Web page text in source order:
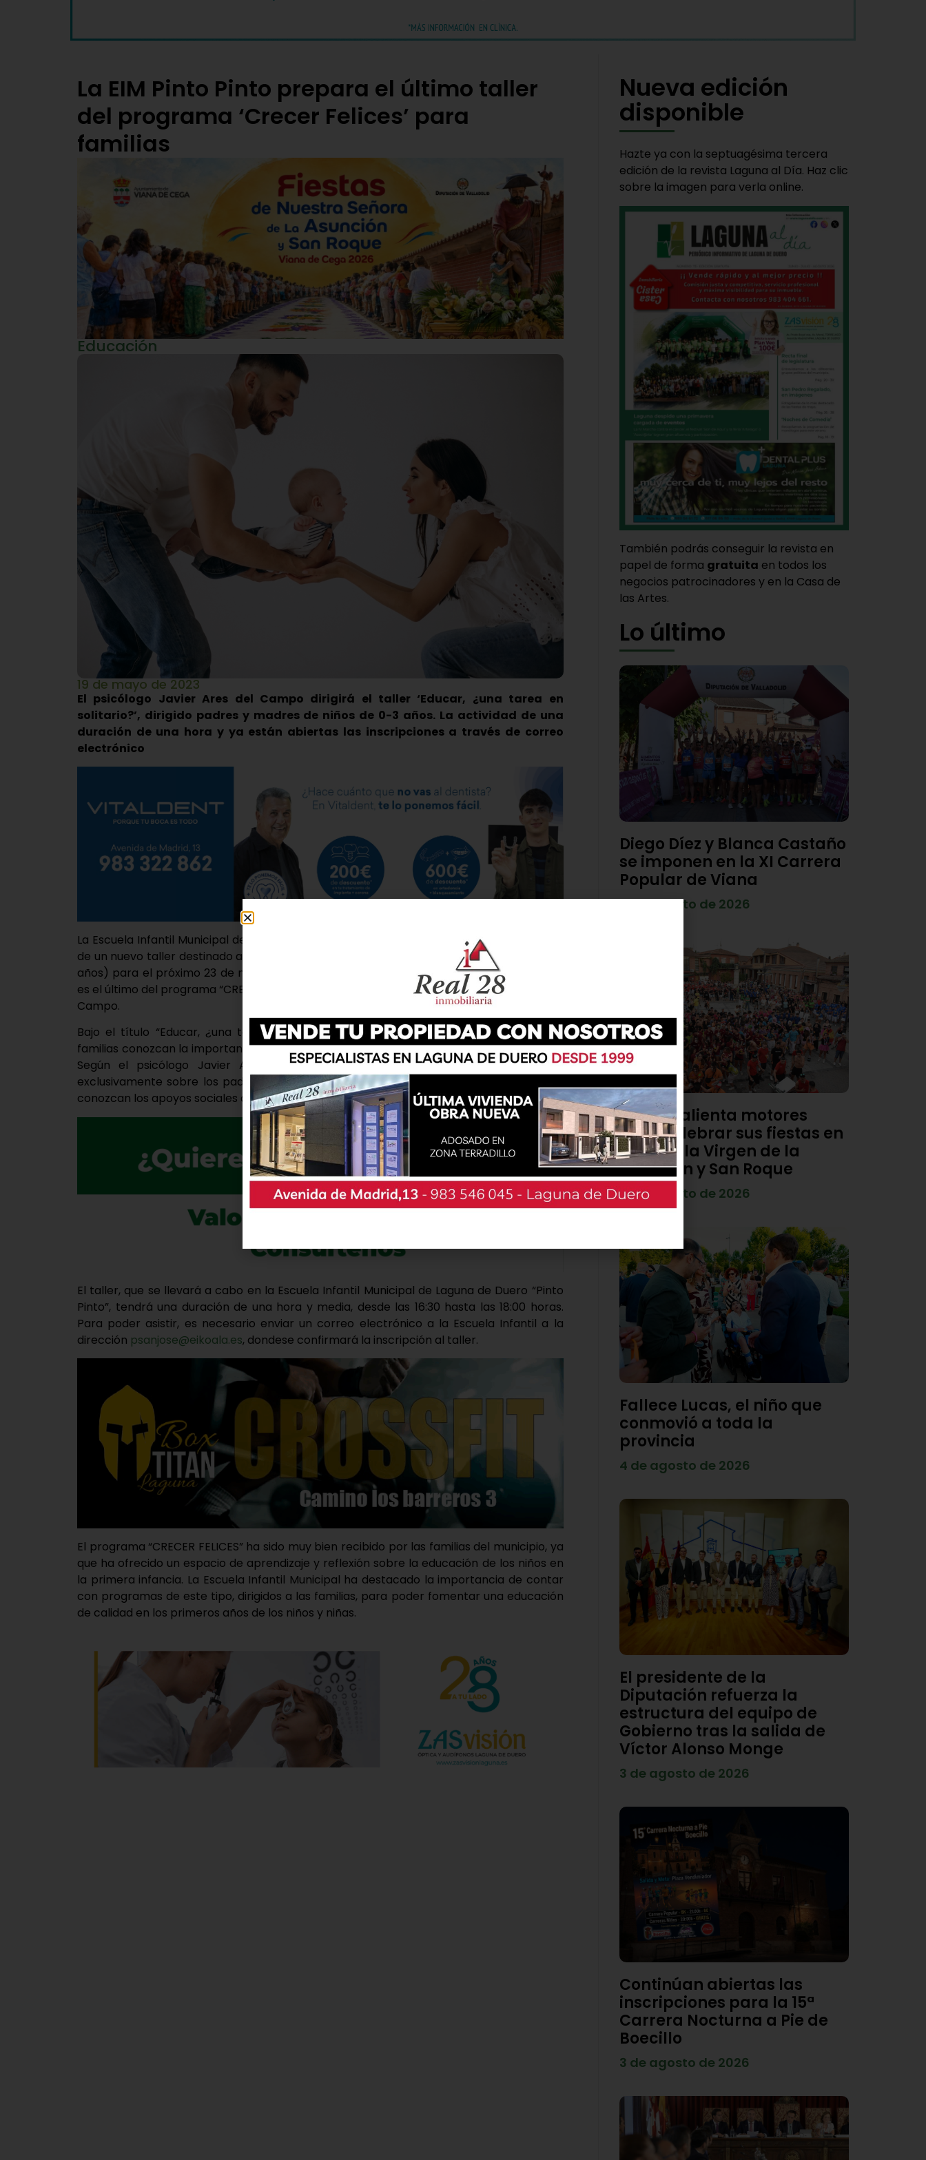
La EIM Pinto Pinto prepara el último taller
del programa ‘Crecer Felices’ para
familias
Educación
19 de mayo de 2023
El psicólogo Javier Ares del Campo dirigirá el taller ‘Educar, ¿una tarea en
solitario?’, dirigido padres y madres de niños de 0-3 años. La actividad de una
duración de una hora y ya están abiertas las inscripciones a través de correo
electrónico
La Escuela Infantil Municipal de Laguna de Duero “Pinto Pinto” ha anunciado la realización
de un nuevo taller destinado a las familias del con hijos e hijas en la primera infancia (0-3
años) para el próximo 23 de mayo. El taller, que se realizará en la modalidad presencial,
es el último del programa “CRECER FELICES” y está dirigido por el psicólogo Javier Ares del
Campo.
Bajo el título “Educar, ¿una tarea en solitario?”, el taller tiene como objetivo que las
familias conozcan la importancia de la red social de apoyos en la educación de los niños.
Según el psicólogo Javier Ares del Campo, la educación de los hijos no recae
exclusivamente sobre los padres y madres, por lo que es fundamental que las familias
conozcan los apoyos sociales del entorno que pueden ayudarles en su labor educativa.
El taller, que se llevará a cabo en la Escuela Infantil Municipal de Laguna de Duero “Pinto
Pinto”, tendrá una duración de una hora y media, desde las 16:30 hasta las 18:00 horas.
Para poder asistir, es necesario enviar un correo electrónico a la Escuela Infantil a la
dirección psanjose@eikoala.es, dondese confirmará la inscripción al taller.
El programa “CRECER FELICES” ha sido muy bien recibido por las familias del municipio, ya
que ha ofrecido un espacio de aprendizaje y reflexión sobre la educación de los niños en
la primera infancia. La Escuela Infantil Municipal ha destacado la importancia de contar
con programas de este tipo, dirigidos a las familias, para poder fomentar una educación
de calidad en los primeros años de los niños y niñas.
Nueva edición
disponible
Hazte ya con la septuagésima tercera
edición de la revista Laguna al Día. Haz clic
sobre la imagen para verla online.
También podrás conseguir la revista en
papel de forma gratuita en todos los
negocios patrocinadores y en la Casa de
las Artes.
Lo último
Diego Díez y Blanca Castaño
se imponen en la XI Carrera
Popular de Viana
4 de agosto de 2026
Viana calienta motores
para celebrar sus fiestas en
honor a la Virgen de la
Asunción y San Roque
4 de agosto de 2026
Fallece Lucas, el niño que
conmovió a toda la
provincia
4 de agosto de 2026
El presidente de la
Diputación refuerza la
estructura del equipo de
Gobierno tras la salida de
Víctor Alonso Monge
3 de agosto de 2026
Continúan abiertas las
inscripciones para la 15ª
Carrera Nocturna a Pie de
Boecillo
3 de agosto de 2026